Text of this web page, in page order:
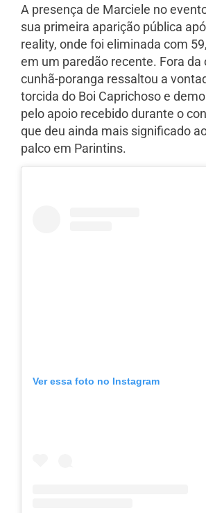
A presença de Marciele no
sua primeira aparição pública
reality, onde foi eliminada com
em um paredão recente. Fora da
cunhã-poranga ressaltou a
torcida do Boi Caprichoso e
pelo apoio recebido durante o
que deu ainda mais significado
palco em Parintins.
Ver essa foto no Instagram